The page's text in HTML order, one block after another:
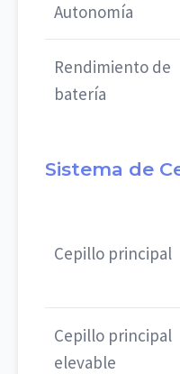
Autonomía
Rendimiento de
batería
Sistema de
Cepillo principal
Cepillo principal
elevable